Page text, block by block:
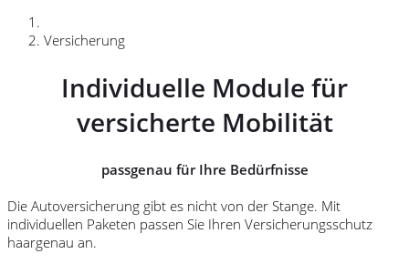
Versicherung
Individuelle Module für
versicherte Mobilität
passgenau für Ihre Bedürfnisse
Die Autoversicherung gibt es nicht von der Stange. Mit
individuellen Paketen passen Sie Ihren Versicherungsschutz
haargenau an.